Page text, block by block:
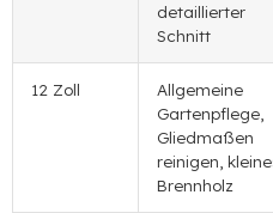
detaillierter
Schnitt
12 Zoll
Allgemeine
Gartenpflege,
Gliedmaßen
reinigen,
Brennholz